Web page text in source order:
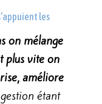
les
on mélange
plus vite on
améliore
étant